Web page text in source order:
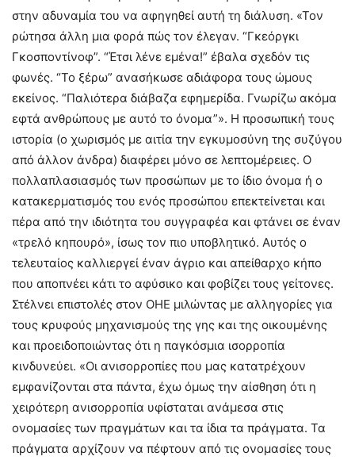
στην αδυναμία του να αφηγηθεί αυτή τη διάλυση. «Τον
ρώτησα άλλη μια φορά πώς τον έλεγαν. “Γκεόργκι
Γκοσποντίνοφ”. “Έτσι λένε εμένα!” έβαλα σχεδόν τις
φωνές. “Το ξέρω” ανασήκωσε αδιάφορα τους ώμους
εκείνος. “Παλιότερα διάβαζα εφημερίδα. Γνωρίζω ακόμα
εφτά ανθρώπους με αυτό το όνομα”». Η προσωπική τους
ιστορία (ο χωρισμός με αιτία την εγκυμοσύνη της συζύγου
από άλλον άνδρα) διαφέρει μόνο σε λεπτομέρειες. Ο
πολλαπλασιασμός των προσώπων με το ίδιο όνομα ή ο
κατακερματισμός του ενός προσώπου επεκτείνεται και
πέρα από την ιδιότητα του συγγραφέα και φτάνει σε έναν
«τρελό κηπουρό», ίσως τον πιο υποβλητικό. Αυτός ο
τελευταίος καλλιεργεί έναν άγριο και απείθαρχο κήπο
που αποπνέει κάτι το αφύσικο και φοβίζει τους γείτονες.
Στέλνει επιστολές στον ΟΗΕ μιλώντας με αλληγορίες για
τους κρυφούς μηχανισμούς της γης και της οικουμένης
και προειδοποιώντας ότι η παγκόσμια ισορροπία
κινδυνεύει. «Οι ανισορροπίες που μας κατατρέχουν
εμφανίζονται στα πάντα, έχω όμως την αίσθηση ότι η
χειρότερη ανισορροπία υφίσταται ανάμεσα στις
ονομασίες των πραγμάτων και τα ίδια τα πράγματα. Τα
πράγματα αρχίζουν να πέφτουν από τις ονομασίες τους